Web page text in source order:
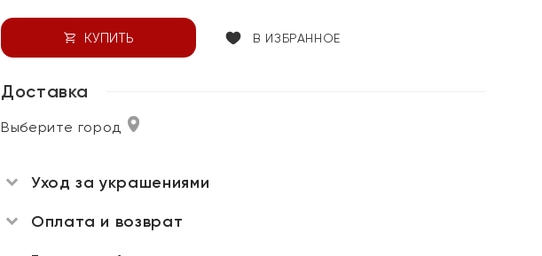
КУПИТЬ В ИЗБРАННОЕ
Доставка
Выберите город
Уход за украшениями
Оплата и возврат